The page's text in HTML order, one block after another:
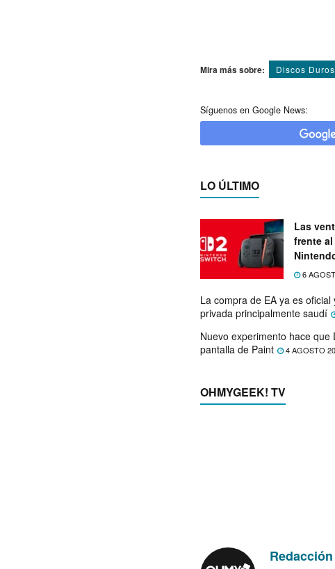
Mira más sobre: Discos Duros
Síguenos en Google News:
LO ÚLTIMO
Las
frente
6
La compra de EA ya es
privada principalmente saudí
Nuevo experimento hace que
pantalla de Paint
4 AGOSTO
OHMYGEEK! TV